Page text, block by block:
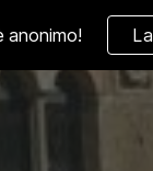
Skip to
anonimo!